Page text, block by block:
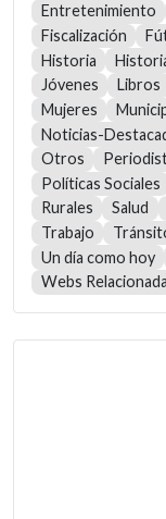
Entretenimiento
Fiscalización
Historia
Jóvenes
Libros
Mujeres
Noticias-
Otros
Políticas Sociales
Rurales
Salud
Trabajo
Un día como hoy
Webs